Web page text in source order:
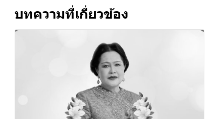
บทความที่เกี่ยวข้อง